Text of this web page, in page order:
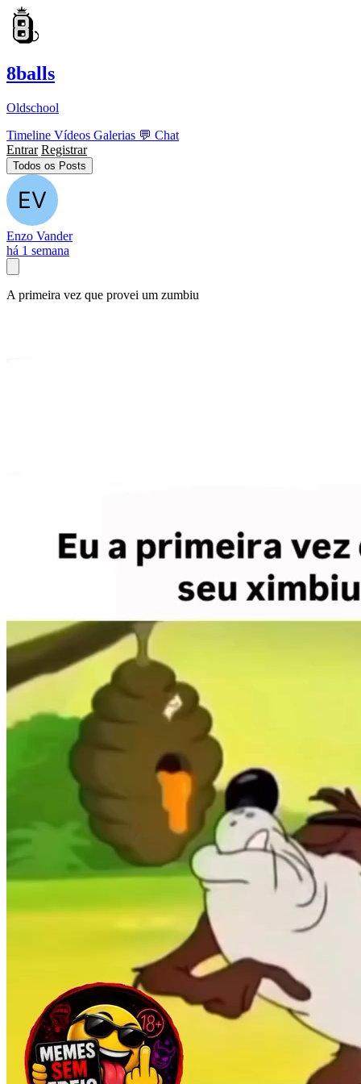
8balls
Oldschool
Timeline Vídeos Galerias 💬 Chat
Entrar Registrar
Todos os Posts
Enzo Vander
há 1 semana
A primeira vez que provei um zumbiu